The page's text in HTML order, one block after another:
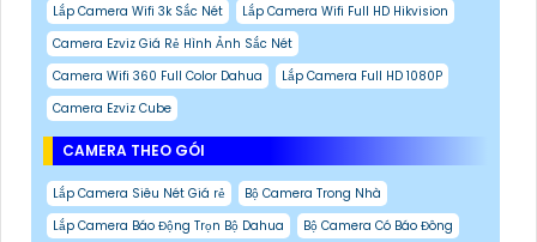
Lắp Camera Wifi 3k Sắc Nét
Lắp Camera Wifi Full HD Hikvision
Camera Ezviz Giá Rẻ Hình Ảnh Sắc Nét
Camera Wifi 360 Full Color Dahua
Lắp Camera Full HD 1080P
Camera Ezviz Cube
CAMERA THEO GÓI
Lắp Camera Siêu Nét Giá rẻ
Bộ Camera Trong Nhà
Lắp Camera Báo Động Trọn Bộ Dahua
Bộ Camera Có Báo Đông